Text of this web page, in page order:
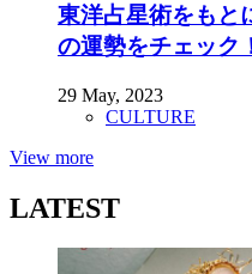
東洋占星術をもと
の運勢をチェック
29 May, 2023
CULTURE
View more
LATEST